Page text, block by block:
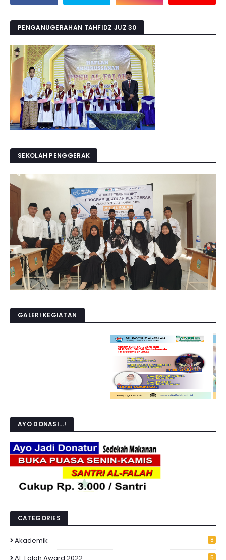
PENGANUGERAHAN TAHFIDZ JUZ 30
SEKOLAH PENGGERAK
GALERI KEGIATAN
AYO DONASI...!
CATEGORIES
Akademik 8
5